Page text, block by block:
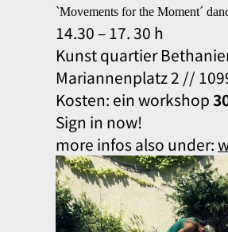
`Movements for the Moment´
14.30 – 17. 30 h
Kunst quartier
Mariannenplatz 2 //
Kosten: ein workshop
Sign in now!
more infos also under: